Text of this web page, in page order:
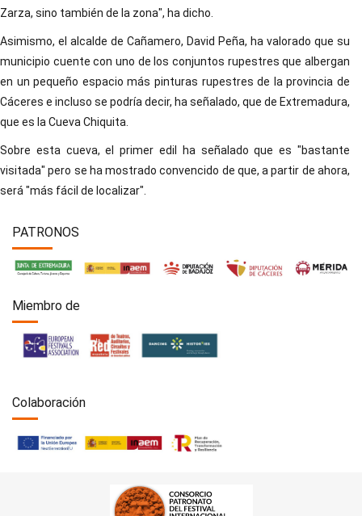
Zarza, sino también de la zona", ha dicho.
Asimismo, el alcalde de Cañamero, David Peña, ha valorado que su
municipio cuente con uno de los conjuntos rupestres que albergan
en un pequeño espacio más pinturas rupestres de la provincia de
Cáceres e incluso se podría decir, ha señalado, que de Extremadura,
que es la Cueva Chiquita.
Sobre esta cueva, el primer edil ha señalado que es "bastante
visitada" pero se ha mostrado convencido de que, a partir de ahora,
será "más fácil de localizar".
PATRONOS
Miembro de
Colaboración